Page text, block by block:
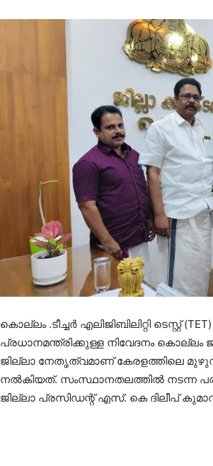
കൊല്ലം .ടീച്ചർ എലിജിബിലിറ്റി ടെസ്റ്റ്
പ്രധാനമന്ത്രിക്കുള്ള നിവേദനം കൊല്ലം
ജില്ലാ നേതൃത്വമാണ് കേരളത്തിലെ
നൽകിയത്. സംസ്ഥാനതലത്തിൽ നടന്ന
ജില്ലാ പ്രസിഡന്റ് എസ്. കെ ദിലീപ്